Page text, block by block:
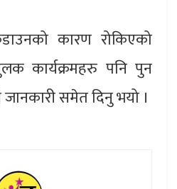
कारण रोकिएको
कार्यक्रमहरु पनि पुन
समेत दिनु भयो ।